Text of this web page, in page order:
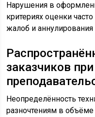
Нарушения в
критериях оценки
жалоб и аннулирования
заказчиков
Неопределённость
разночтениям в